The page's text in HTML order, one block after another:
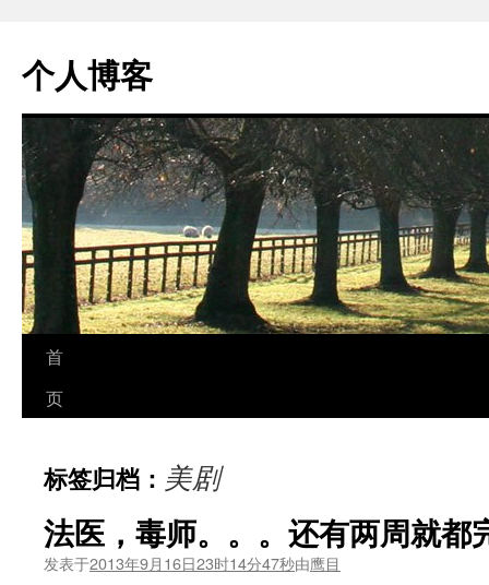
个人博客
跳
至
文
首
页
标签归档： 美剧
法医，毒师。。。还有两周就都
发表于2013年9月16日23时14分47秒由鹰目